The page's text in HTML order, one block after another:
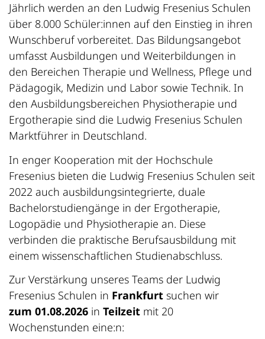
Jährlich werden an den Ludwig Fresenius Schulen
über 8.000 Schüler:innen auf den Einstieg in ihren
Wunschberuf vorbereitet. Das Bildungsangebot
umfasst Ausbildungen und Weiterbildungen in
den Bereichen Therapie und Wellness, Pflege und
Pädagogik, Medizin und Labor sowie Technik. In
den Ausbildungsbereichen Physiotherapie und
Ergotherapie sind die Ludwig Fresenius Schulen
Marktführer in Deutschland.
In enger Kooperation mit der Hochschule
Fresenius bieten die Ludwig Fresenius Schulen seit
2022 auch ausbildungsintegrierte, duale
Bachelorstudiengänge in der Ergotherapie,
Logopädie und Physiotherapie an. Diese
verbinden die praktische Berufsausbildung mit
einem wissenschaftlichen Studienabschluss.
Zur Verstärkung unseres Teams der Ludwig
Fresenius Schulen in Frankfurt suchen wir
zum 01.08.2026 in Teilzeit mit 20
Wochenstunden eine:n: